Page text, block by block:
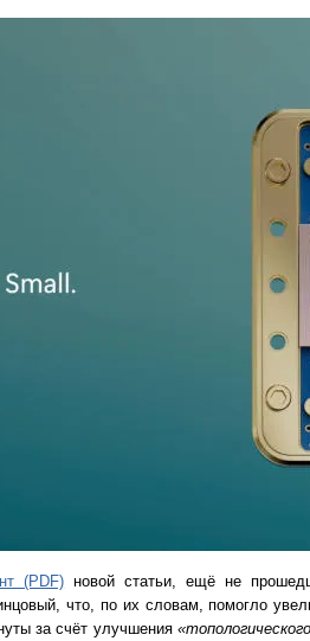
(PDF) новой статьи, ещё не
что, по их словам, помогло
за счёт улучшения